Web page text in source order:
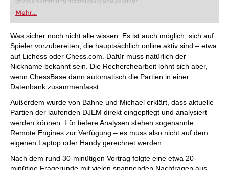
Partien.
Mehr...
Was sicher noch nicht alle wissen: Es ist auch möglich, sich auf
Spieler vorzubereiten, die hauptsächlich online aktiv sind – etwa
auf Lichess oder Chess.com. Dafür muss natürlich der
Nickname bekannt sein. Die Recherchearbeit lohnt sich aber,
wenn ChessBase dann automatisch die Partien in einer
Datenbank zusammenfasst.
Außerdem wurde von Bahne und Michael erklärt, dass aktuelle
Partien der laufenden DJEM direkt eingepflegt und analysiert
werden können. Für tiefere Analysen stehen sogenannte
Remote Engines zur Verfügung – es muss also nicht auf dem
eigenen Laptop oder Handy gerechnet werden.
Nach dem rund 30-minütigen Vortrag folgte eine etwa 20-